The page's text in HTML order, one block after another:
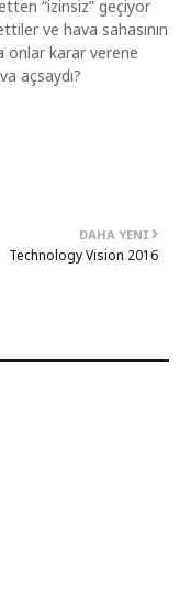
“izinsiz” geçiyor
ve hava sahasının
onlar karar verene
açsaydı?
DAHA YENI
Technology Vision 2016